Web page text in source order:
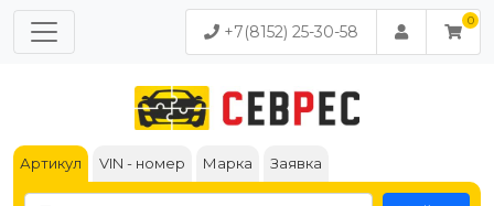
+7(8152) 25-30-58
Артикул VIN - номер Марка Заявка